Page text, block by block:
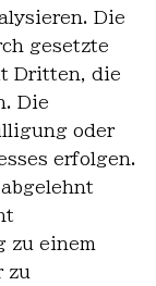
Die
gesetzte
Dritten, die
Die
oder
erfolgen.
zu einem
zu